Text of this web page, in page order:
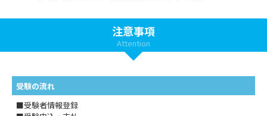
注意事項
Attention
受験の流れ
■受験者情報登録